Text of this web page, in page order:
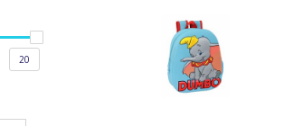
20